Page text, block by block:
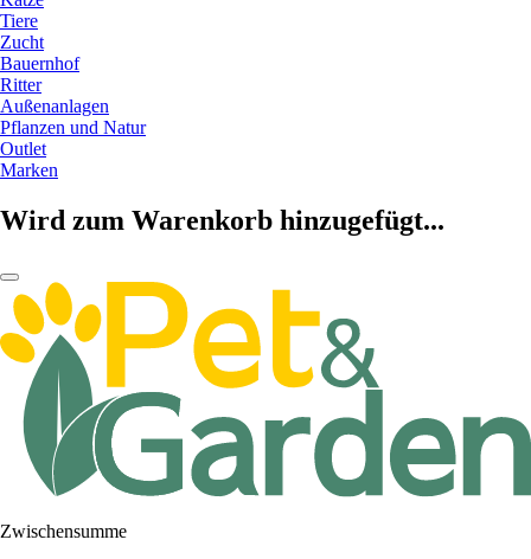
Tiere
Zucht
Bauernhof
Ritter
Außenanlagen
Pflanzen und Natur
Outlet
Marken
Wird zum Warenkorb hinzugefügt...
Zwischensumme